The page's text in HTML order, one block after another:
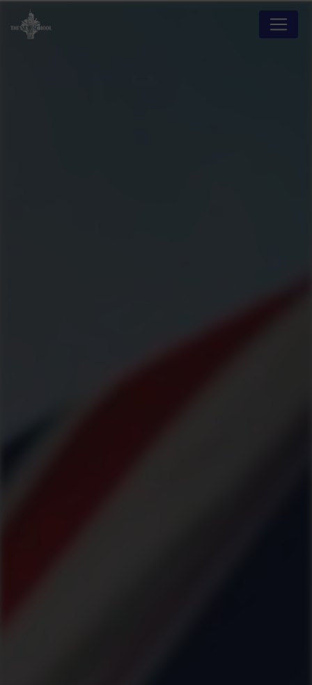
Panneau de gestion des cookies